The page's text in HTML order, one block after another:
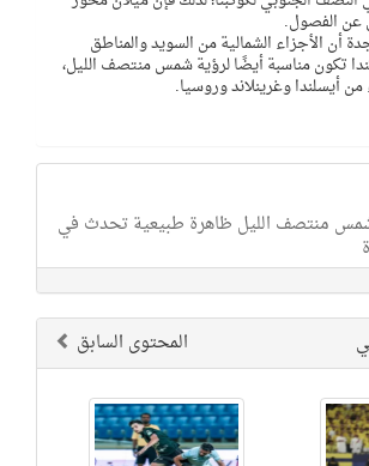
عن الفصول.
أن الأجزاء الشمالية من السويد والمناطق
تكون مناسبة أيضًا لرؤية شمس منتصف الليل،
أيسلندا وغرينلاند وروسيا.
منتصف الليل ظاهرة طبيعية تحدث في
المحتوى السابق